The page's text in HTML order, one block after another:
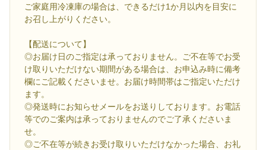
ご家庭用冷凍庫の場合は、できるだけ1か月以内を目安に
お召し上がりください。
【配送について】
◎お届け日のご指定は承っておりません。ご不在等でお受
け取りいただけない期間がある場合は、お申込み時に備考
欄にご記載くださいませ。お届け時間帯はご指定いただけ
ます。
◎発送時にお知らせメールをお送りしております。お電話
等でのご案内は承っておりませんのでご了承くださいま
せ。
◎ご不在等が続きお受け取りいただけなかった場合、お礼